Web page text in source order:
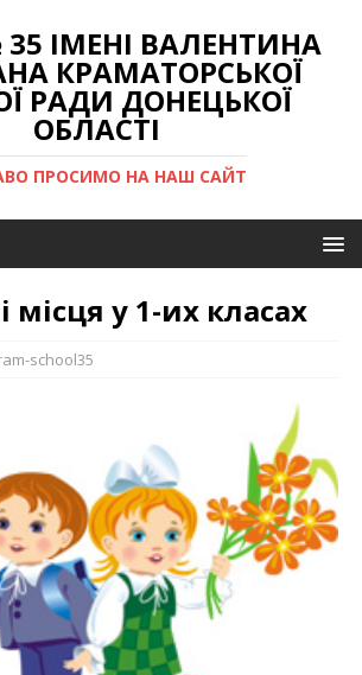
ІМЕНІ ВАЛЕНТИНА
КРАМАТОРСЬКОЇ
РАДИ ДОНЕЦЬКОЇ
ОБЛАСТІ
ПРОСИМО НА НАШ САЙТ
місця у 1-их класах
school35